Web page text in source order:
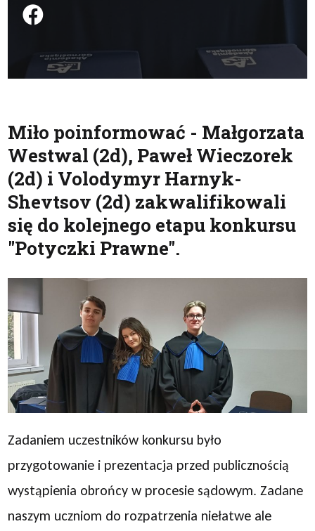
Podziel się na FB
Miło poinformować - Małgorzata
Westwal (2d), Paweł Wieczorek
(2d) i Volodymyr Harnyk-
Shevtsov (2d) zakwalifikowali
się do kolejnego etapu konkursu
"Potyczki Prawne".
Zadaniem uczestników konkursu było
przygotowanie i prezentacja przed publicznością
wystąpienia obrońcy w procesie sądowym. Zadane
naszym uczniom do rozpatrzenia niełatwe ale